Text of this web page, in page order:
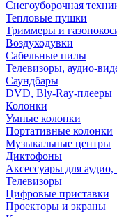
Снегоуборочная
Тепловые пушки
Триммеры и
Воздуходувки
Сабельные пилы
Телевизоры, аудио-
Саундбары
DVD, Bly-Ray-плееры
Колонки
Умные колонки
Портативные колонки
Музыкальные центры
Диктофоны
Аксессуары для
Телевизоры
Цифровые приставки
Проекторы и экраны